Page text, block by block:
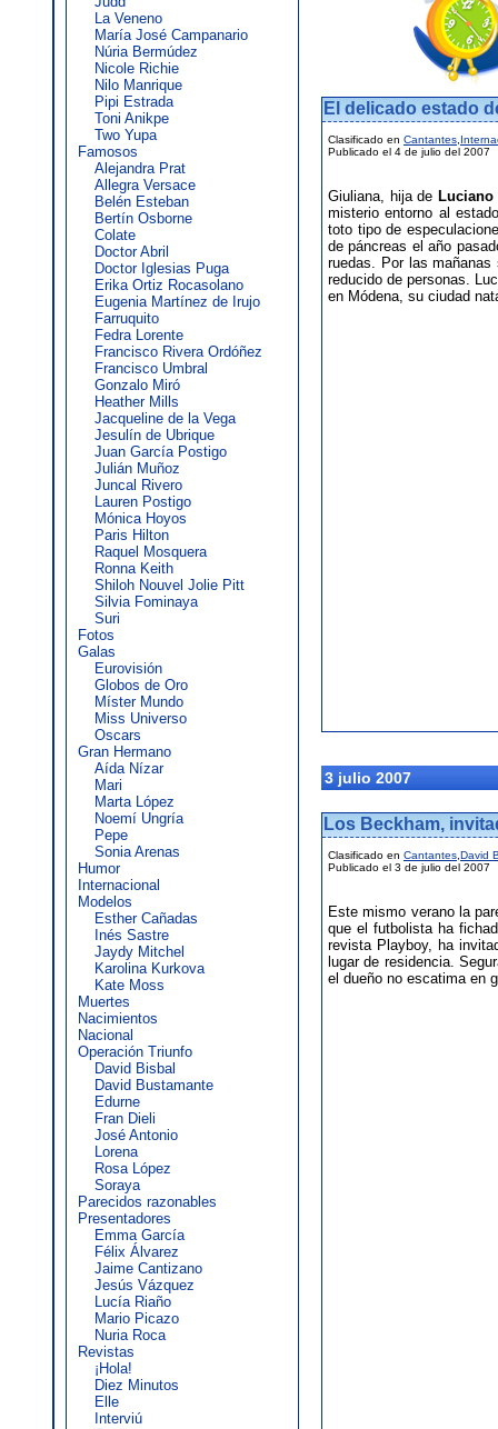
La Veneno
María José Campanario
Núria Bermúdez
Nicole Richie
Nilo Manrique
Pipi Estrada
Toni Anikpe
Two Yupa
Famosos
Alejandra Prat
Allegra Versace
Belén Esteban
Bertín Osborne
Colate
Doctor Abril
Doctor Iglesias Puga
Erika Ortiz Rocasolano
Eugenia Martínez de Irujo
Farruquito
Fedra Lorente
Francisco Rivera Ordóñez
Francisco Umbral
Gonzalo Miró
Heather Mills
Jacqueline de la Vega
Jesulín de Ubrique
Juan García Postigo
Julián Muñoz
Juncal Rivero
Lauren Postigo
Mónica Hoyos
Paris Hilton
Raquel Mosquera
Ronna Keith
Shiloh Nouvel Jolie Pitt
Silvia Fominaya
Suri
Fotos
Galas
Eurovisión
Globos de Oro
Míster Mundo
Miss Universo
Oscars
Gran Hermano
Aída Nízar
Mari
Marta López
Noemí Ungría
Pepe
Sonia Arenas
Humor
Internacional
Modelos
Esther Cañadas
Inés Sastre
Jaydy Mitchel
Karolina Kurkova
Kate Moss
Muertes
Nacimientos
Nacional
Operación Triunfo
David Bisbal
David Bustamante
Edurne
Fran Dieli
José Antonio
Lorena
Rosa López
Soraya
Parecidos razonables
Presentadores
Emma García
Félix Álvarez
Jaime Cantizano
Jesús Vázquez
Lucía Riaño
Mario Picazo
Nuria Roca
Revistas
¡Hola!
Diez Minutos
Elle
Interviú
El delicado estado
Clasificado en Cantantes
Publicado el 4 de julio del 2007
Giuliana, hija de Luciano
misterio entorno al
toto tipo de
de páncreas el año
ruedas. Por las
reducido de personas.
en Módena, su ciudad
3 julio 2007
Los Beckham,
Clasificado en Cantantes David
Publicado el 3 de julio del 2007
Este mismo verano la
que el futbolista ha
revista Playboy, ha
lugar de residencia.
el dueño no escatima en